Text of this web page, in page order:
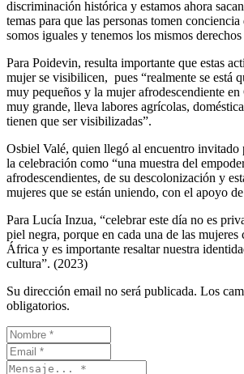
discriminación histórica y estamos ahora
temas para que las personas tomen
somos iguales y tenemos los mismos
Para Poidevin, resulta importante que estas
mujer se visibilicen, pues “realmente se está
muy pequeños y la mujer afrodescendiente
muy grande, lleva labores agrícolas,
tienen que ser visibilizadas”.
Osbiel Valé, quien llegó al encuentro invitado
la celebración como “una muestra del
afrodescendientes, de su descolonización y
mujeres que se están uniendo, con el apoyo
Para Lucía Inzua, “celebrar este día no es
piel negra, porque en cada una de las mujeres
África y es importante resaltar nuestra
cultura”. (2023)
Su dirección email no será publicada. Los
obligatorios.